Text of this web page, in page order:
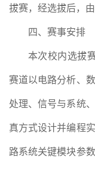
拔赛，经选拔后，
四、赛事安排
本次校内选拔
赛道以电路分析、
处理、信号与系统
真方式设计并编程
路系统关键模块参